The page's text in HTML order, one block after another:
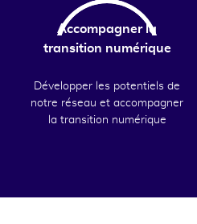
Accompagner la
transition numérique
Développer les potentiels de
notre réseau et accompagner
la transition numérique